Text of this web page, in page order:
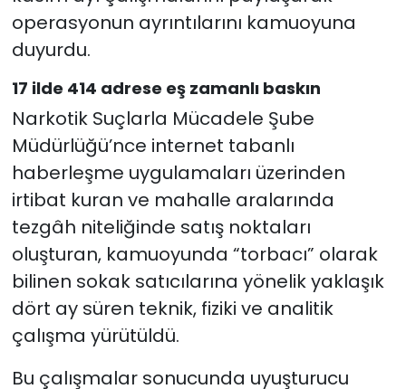
operasyonun ayrıntılarını kamuoyuna
duyurdu.
17 ilde 414 adrese eş zamanlı baskın
Narkotik Suçlarla Mücadele Şube
Müdürlüğü’nce internet tabanlı
haberleşme uygulamaları üzerinden
irtibat kuran ve mahalle aralarında
tezgâh niteliğinde satış noktaları
oluşturan, kamuoyunda “torbacı” olarak
bilinen sokak satıcılarına yönelik yaklaşık
dört ay süren teknik, fiziki ve analitik
çalışma yürütüldü.
Bu çalışmalar sonucunda uyuşturucu